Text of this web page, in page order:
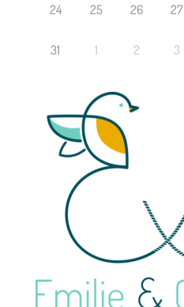
24 25 26 27
31 1 2 3